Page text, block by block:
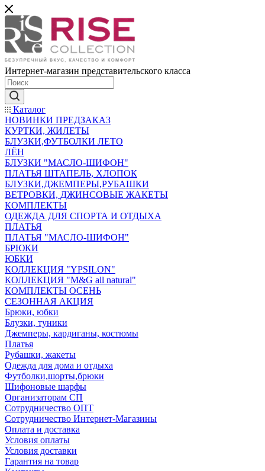
Интернет-магазин представительского класса
Каталог
НОВИНКИ ПРЕДЗАКАЗ
КУРТКИ, ЖИЛЕТЫ
БЛУЗКИ,ФУТБОЛКИ ЛЕТО
ЛЁН
БЛУЗКИ "МАСЛО-ШИФОН"
ПЛАТЬЯ ШТАПЕЛЬ, ХЛОПОК
БЛУЗКИ,ДЖЕМПЕРЫ,РУБАШКИ
ВЕТРОВКИ, ДЖИНСОВЫЕ ЖАКЕТЫ
КОМПЛЕКТЫ
ОДЕЖДА ДЛЯ СПОРТА И ОТДЫХА
ПЛАТЬЯ
ПЛАТЬЯ "МАСЛО-ШИФОН"
БРЮКИ
ЮБКИ
КОЛЛЕКЦИЯ "YPSILON"
КОЛЛЕКЦИЯ "M&G all natural"
КОМПЛЕКТЫ ОСЕНЬ
СЕЗОННАЯ АКЦИЯ
Брюки, юбки
Блузки, туники
Джемперы, кардиганы, костюмы
Платья
Рубашки, жакеты
Одежда для дома и отдыха
Футболки,шорты,брюки
Шифоновые шарфы
Организаторам СП
Сотрудничество ОПТ
Сотрудничество Интернет-Магазины
Оплата и доставка
Условия оплаты
Условия доставки
Гарантия на товар